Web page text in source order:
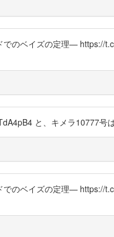
のベイズの定理— https://
と、キメラ10777
のベイズの定理— https://